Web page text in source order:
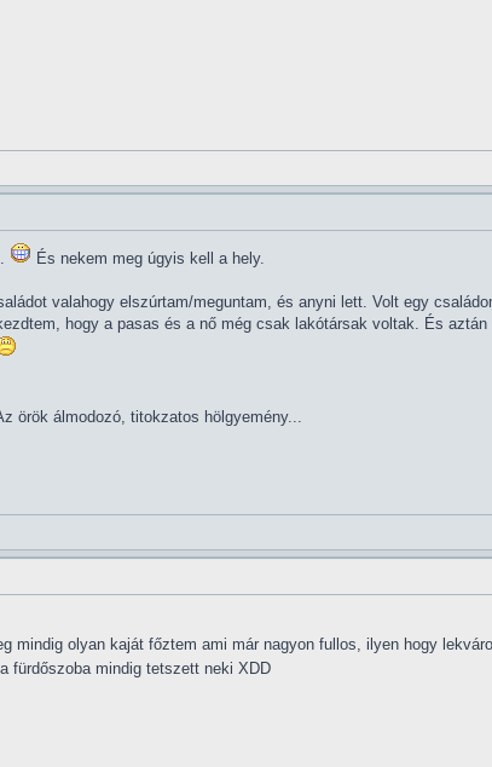
És nekem meg úgyis kell a hely.
valahogy elszúrtam/meguntam, és anyni lett. Volt egy
hogy a pasas és a nő még csak lakótársak voltak. És
örök álmodozó, titokzatos hölgyemény...
mindig olyan kaját főztem ami már nagyon fullos, ilyen hogy
fürdőszoba mindig tetszett neki XDD